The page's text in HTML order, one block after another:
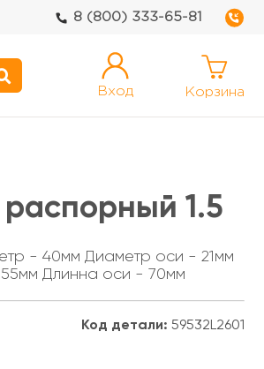
8 (800) 333-65-81
Вход Корзина
распорный 1.5
- 40мм Диаметр оси - 21мм
Длинна оси - 70мм
Код детали: 59532L2601